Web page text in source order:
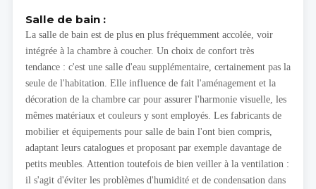
Salle de bain :
La salle de bain est de plus en plus fréquemment accolée, voir
intégrée à la chambre à coucher. Un choix de confort très
tendance : c'est une salle d'eau supplémentaire, certainement pas la
seule de l'habitation. Elle influence de fait l'aménagement et la
décoration de la chambre car pour assurer l'harmonie visuelle, les
mêmes matériaux et couleurs y sont employés. Les fabricants de
mobilier et équipements pour salle de bain l'ont bien compris,
adaptant leurs catalogues et proposant par exemple davantage de
petits meubles. Attention toutefois de bien veiller à la ventilation :
il s'agit d'éviter les problèmes d'humidité et de condensation dans